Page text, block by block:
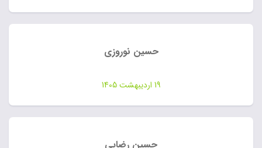
حسین نوروزی
19 اردیبهشت 1405
حسین رضایی